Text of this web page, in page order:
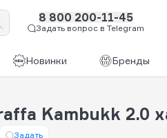
8 800 200-11-45
Задать вопрос в Telegram
Новинки Бренды
Kambukk 2.0
Задать